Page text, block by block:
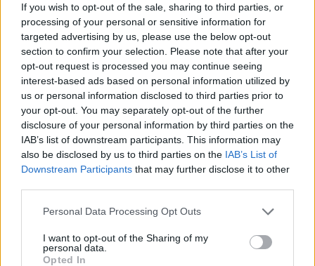
If you wish to opt-out of the sale, sharing to third parties, or
processing of your personal or sensitive information for
targeted advertising by us, please use the below opt-out
section to confirm your selection. Please note that after your
opt-out request is processed you may continue seeing
interest-based ads based on personal information utilized by
us or personal information disclosed to third parties prior to
your opt-out. You may separately opt-out of the further
disclosure of your personal information by third parties on the
IAB’s list of downstream participants. This information may
also be disclosed by us to third parties on the IAB’s List of
Downstream Participants that may further disclose it to other
Personal Data Processing Opt Outs
I want to opt-out of the Sharing of my
personal data.
Opted In
Πρωινή